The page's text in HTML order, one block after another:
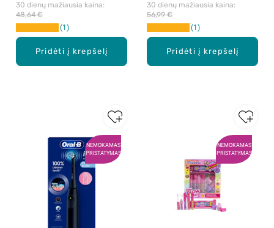
Pridėti į krepšelį
30 dienų mažiausia kaina:
48,64 €
1
Pridėti į krepšelį
30 dienų mažiausia kaina:
56,99 €
1
NEMOKAMAS
PRISTATYMAS
NEMOKAMAS
PRISTATYMAS